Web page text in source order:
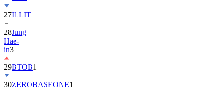
27ILLIT
28Jung
Hae-
in3
29BTOB1
30ZEROBASEONE1